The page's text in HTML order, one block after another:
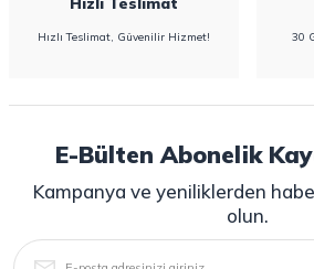
Hızlı Teslimat, Güvenilir Hizmet! 30
E-Bülten Abonelik
Kampanya ve yeniliklerden
olun.